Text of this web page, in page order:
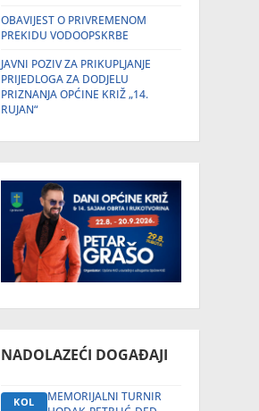
OBAVIJEST O PRIVREMENOM
PREKIDU VODOOPSKRBE
JAVNI POZIV ZA PRIKUPLJANJE
PRIJEDLOGA ZA DODJELU
PRIZNANJA OPĆINE KRIŽ „14.
RUJAN“
NADOLAZEĆI DOGAĐAJI
KOL
MEMORIJALNI TURNIR